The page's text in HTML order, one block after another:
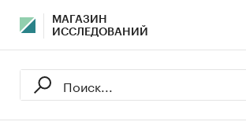
МАГАЗИН
ИССЛЕДОВАНИЙ